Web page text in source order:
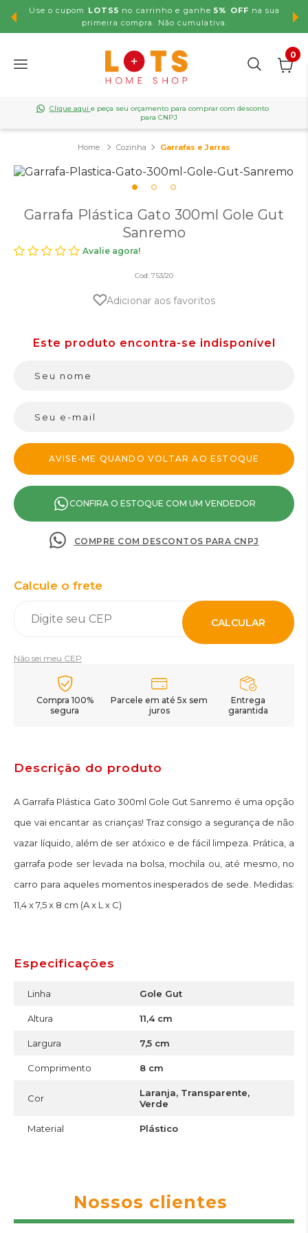
Use o cupom LOTS5 no carrinho e ganhe5% OFF na sua
primeira compra. Não cumulativa.
0
Clique aqui e peça seu orçamento para comprar com desconto
para CNPJ
Cozinha Garrafas e Jarras
Garrafa Plástica Gato 300ml Gole Gut
Sanremo
Avalie agora!
Cod:753/20
Adicionar aos favoritos
CONFIRA O ESTOQUE COM UM VENDEDOR
COMPRE COM DESCONTOS PARA CNPJ
Calcule o frete
CALCULAR
Não sei meu CEP
Compra 100%
segura
Parcele em até 5x sem
juros
Entrega
garantida
Descrição do produto
A Garrafa Plástica Gato 300ml Gole Gut Sanremo é uma opção
que vai encantar as crianças! Traz consigo a segurança de não
vazar líquido, além de ser atóxico e de fácil limpeza. Prática, a
garrafa pode ser levada na bolsa, mochila ou, até mesmo, no
carro para aqueles momentos inesperados de sede. Medidas:
11,4 x 7,5 x 8 cm (A x L x C)
Especificações
Linha Gole Gut
Altura 11,4 cm
Largura 7,5 cm
Comprimento 8 cm
Cor
Laranja, Transparente,
Verde
Material Plástico
Nossos clientes